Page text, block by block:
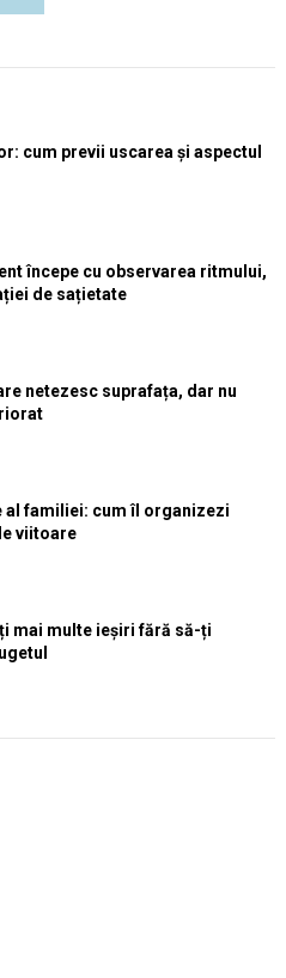
cum previi uscarea și aspectul
începe cu observarea ritmului,
de sațietate
netezesc suprafața, dar nu
al familiei: cum îl organizezi
viitoare
mai multe ieșiri fără să-ți